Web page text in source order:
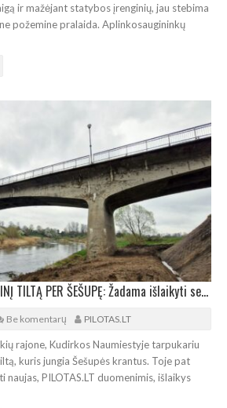
ir mažėjant statybos įrenginių, jau stebima
požemine pralaida. Aplinkosaugininkų
PERSTATYS TARPUKARINĮ TILTĄ PER ŠEŠUPĘ: Žadama išlaikyti senojo statinio išvaizdą
Be komentarų PILOTAS.LT
rajone, Kudirkos Naumiestyje tarpukariu
kuris jungia Šešupės krantus. Toje pat
PILOTAS.LT duomenimis, išlaikys